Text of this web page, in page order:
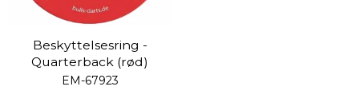
Beskyttelsesring -
Quarterback (rød)
EM-67923